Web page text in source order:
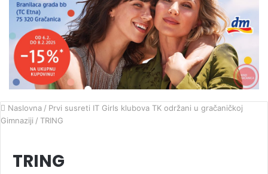
Naslovna / Prvi susreti IT Girls klubova TK održani u gračaničkoj
Gimnaziji / TRING
TRING